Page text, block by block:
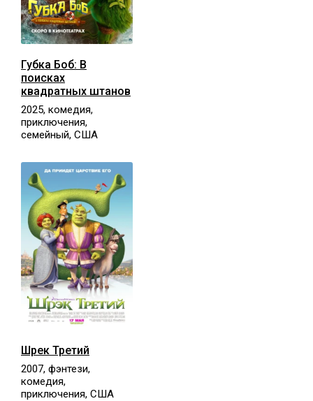
Губка Боб: В
поисках
квадратных штанов
2025, комедия,
приключения,
семейный, США
Шрек Третий
2007, фэнтези,
комедия,
приключения, США